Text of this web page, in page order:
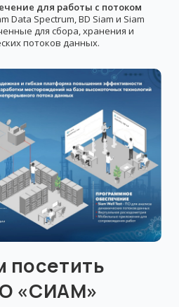
для работы с потоком
Data Spectrum, BD Siam и Siam
для сбора, хранения и
потоков данных.
посетить
«СИАМ»